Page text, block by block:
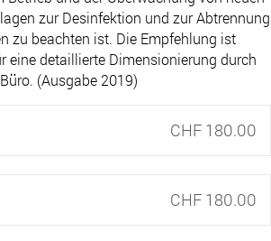
zur Desinfektion und zur Abtrennung
zu beachten ist. Die Empfehlung ist
eine detaillierte Dimensionierung durch
(Ausgabe 2019)
CHF 180.00
CHF 180.00